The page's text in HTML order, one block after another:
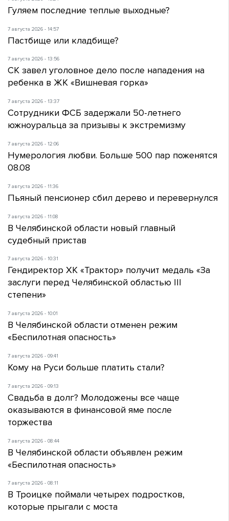
Гуляем последние теплые выходные?
7 августа 2026 - 14:57
Пастбище или кладбище?
7 августа 2026 - 13:56
СК завел уголовное дело после нападения на
ребенка в ЖК «Вишневая горка»
7 августа 2026 - 13:37
Сотрудники ФСБ задержали 50-летнего
южноуральца за призывы к экстремизму
7 августа 2026 - 12:06
Нумерология любви. Больше 500 пар поженятся
08.08
7 августа 2026 - 11:36
Пьяный пенсионер сбил дерево и перевернулся
7 августа 2026 - 11:08
В Челябинской области новый главный
судебный пристав
7 августа 2026 - 10:31
Гендиректор ХК «Трактор» получит медаль «За
заслуги перед Челябинской областью III
степени»
7 августа 2026 - 10:01
В Челябинской области отменен режим
«Беспилотная опасность»
7 августа 2026 - 09:41
Кому на Руси больше платить стали?
7 августа 2026 - 09:13
Свадьба в долг? Молодожены все чаще
оказываются в финансовой яме после
торжества
7 августа 2026 - 08:44
В Челябинской области объявлен режим
«Беспилотная опасность»
7 августа 2026 - 08:11
В Троицке поймали четырех подростков,
которые прыгали с моста